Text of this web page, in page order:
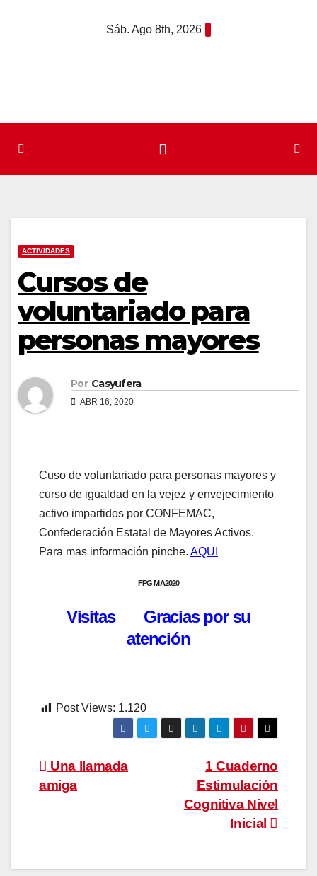
Sáb. Ago 8th, 2026
ACTIVIDADES
Cursos de
voluntariado para
personas mayores
Por Casyufera
ABR 16, 2020
Cuso de voluntariado para personas mayores y
curso de igualdad en la vejez y envejecimiento
activo impartidos por CONFEMAC,
Confederación Estatal de Mayores Activos.
Para mas información pinche. AQUI
FPG MA2020
Visitas Gracias por su
atención
Post Views: 1.120
Navegación
de
1 Cuaderno
Estimulación
Cognitiva Nivel
Inicial
Una llamada
amiga